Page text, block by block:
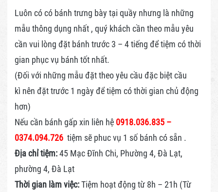
Luôn có có bánh trưng bày tại quầy nhưng là những
mẫu thông dụng nhất , quý khách cần theo mẫu yêu
cần vui lòng đặt bánh trước 3 – 4 tiếng để tiệm có thời
gian phục vụ bánh tốt nhất.
(Đối với những mẫu đặt theo yêu cầu đặc biệt cầu
kì nên đặt trước 1 ngày để tiệm có thời gian chủ động
hơn)
Nếu cần bánh gấp xin liên hệ 0918.036.835 –
0374.094.726 tiệm sẽ phuc vụ 1 số bánh có sẵn .
Địa chỉ tiệm:45 Mạc Đĩnh Chi, Phường 4, Đà Lạt,
phường 4, Đà Lạt
Thời gian làm việc:Tiệm hoạt động từ 8h – 21h (Từ